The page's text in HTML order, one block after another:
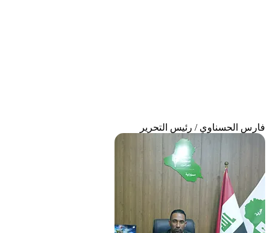
فارس الحسناوي / رئيس التحرير